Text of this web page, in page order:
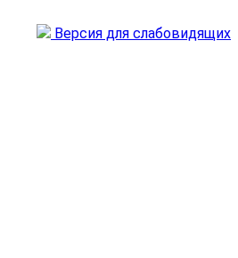
Версия для слабовидящих